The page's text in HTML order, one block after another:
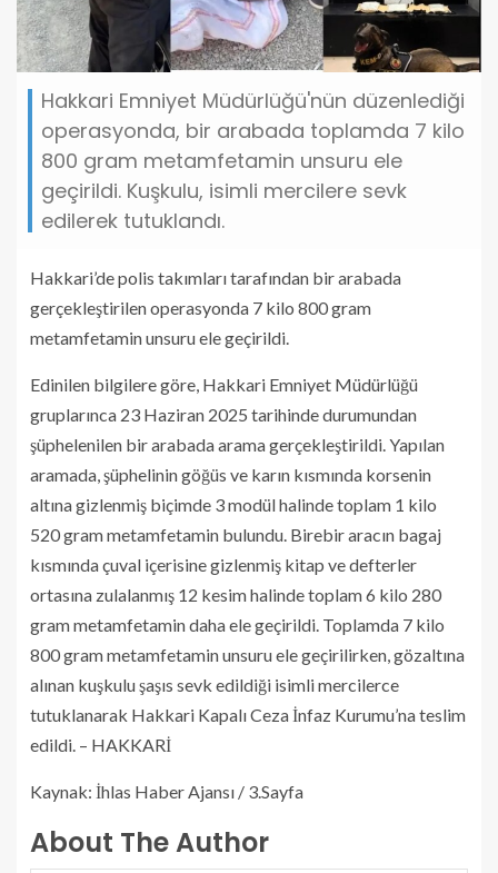
Hakkari Emniyet Müdürlüğü'nün düzenlediği
operasyonda, bir arabada toplamda 7 kilo
800 gram metamfetamin unsuru ele
geçirildi. Kuşkulu, isimli mercilere sevk
edilerek tutuklandı.
Hakkari’de polis takımları tarafından bir arabada
gerçekleştirilen operasyonda 7 kilo 800 gram
metamfetamin unsuru ele geçirildi.
Edinilen bilgilere göre, Hakkari Emniyet Müdürlüğü
gruplarınca 23 Haziran 2025 tarihinde durumundan
şüphelenilen bir arabada arama gerçekleştirildi. Yapılan
aramada, şüphelinin göğüs ve karın kısmında korsenin
altına gizlenmiş biçimde 3 modül halinde toplam 1 kilo
520 gram metamfetamin bulundu. Birebir aracın bagaj
kısmında çuval içerisine gizlenmiş kitap ve defterler
ortasına zulalanmış 12 kesim halinde toplam 6 kilo 280
gram metamfetamin daha ele geçirildi. Toplamda 7 kilo
800 gram metamfetamin unsuru ele geçirilirken, gözaltına
alınan kuşkulu şaşıs sevk edildiği isimli mercilerce
tutuklanarak Hakkari Kapalı Ceza İnfaz Kurumu’na teslim
edildi. – HAKKARİ
Kaynak: İhlas Haber Ajansı / 3.Sayfa
About The Author